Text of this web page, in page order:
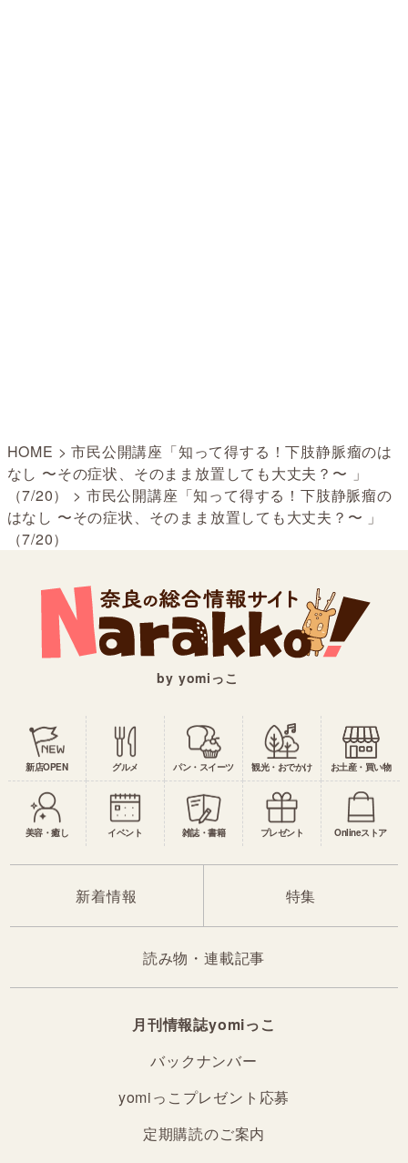
HOME >市民公開講座「知って得する！下肢静脈瘤のは
なし 〜その症状、そのまま放置しても大丈夫？〜 」
（7/20）
> 市民公開講座「知って得する！下肢静脈瘤の
はなし 〜その症状、そのまま放置しても大丈夫？〜 」
（7/20）
by yomiっこ
新店OPEN グルメ パン・スイーツ 観光・おでかけ お土産・買い物
美容・癒し イベント 雑誌・書籍 プレゼント Onlineストア
新着情報 特集
読み物・連載記事
月刊情報誌yomiっこ
バックナンバー
yomiっこプレゼント応募
定期購読のご案内